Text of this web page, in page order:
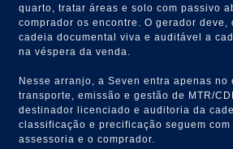
quarto, tratar áreas e solo com passivo
comprador os encontre. O gerador deve,
cadeia documental viva e auditável a
na véspera da venda.
Nesse arranjo, a Seven entra apenas no
transporte, emissão e gestão de MTR/
destinador licenciado e auditoria da
classificação e precificação seguem
assessoria e o comprador.